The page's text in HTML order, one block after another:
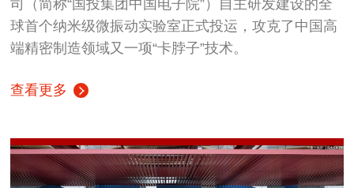
司（简称“国投集团中国电子院”）自主研发建设的全
球首个纳米级微振动实验室正式投运，攻克了中国高
端精密制造领域又一项“卡脖子”技术。
查看更多